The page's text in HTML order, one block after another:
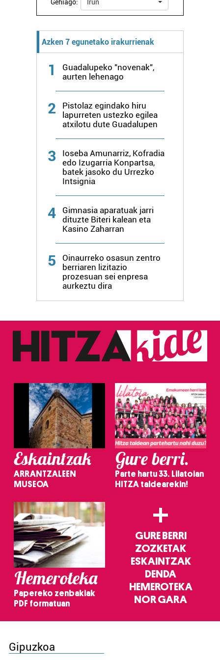
Gehiago: Irun
Azken 7 egunetako irakurrienak
1
Guadalupeko "novenak",
aurten lehenago
2
Pistolaz egindako hiru
lapurreten ustezko egilea
atxilotu dute Guadalupen
3
Ioseba Amunarriz, Kofradia
edo Izugarria Konpartsa,
batek jasoko du Urrezko
Intsignia
4
Gimnasia aparatuak jarri
dituzte Biteri kalean eta
Kasino Zaharran
5
Oinaurreko osasun zentro
berriaren lizitazio
prozesuan sei enpresa
aurkeztu dira
Eskaintzak
ARRANTZALEEN
MUSEOA
Gure berri.
Parte hartu 33. Lilatoian
HITZA taldearekin!
Hemeroteka
Papereko zenbakiak
PDF formatuan
+
GURE BERRI
ZOZKETAK
ESKAINTZAK
DENDA
HEMEROTEKA
NOR GARA
Gipuzkoa